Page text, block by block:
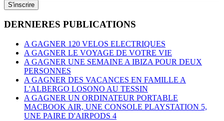
S'inscrire
DERNIERES PUBLICATIONS
A GAGNER 120 VELOS ELECTRIQUES
A GAGNER LE VOYAGE DE VOTRE VIE
A GAGNER UNE SEMAINE A IBIZA POUR DEUX
PERSONNES
A GAGNER DES VACANCES EN FAMILLE A
L'ALBERGO LOSONO AU TESSIN
A GAGNER UN ORDINATEUR PORTABLE
MACBOOK AIR, UNE CONSOLE PLAYSTATION 5,
UNE PAIRE D'AIRPODS 4